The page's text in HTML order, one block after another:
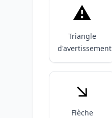
⚠️
Triangle
d'avertissement
↘️
Flèche